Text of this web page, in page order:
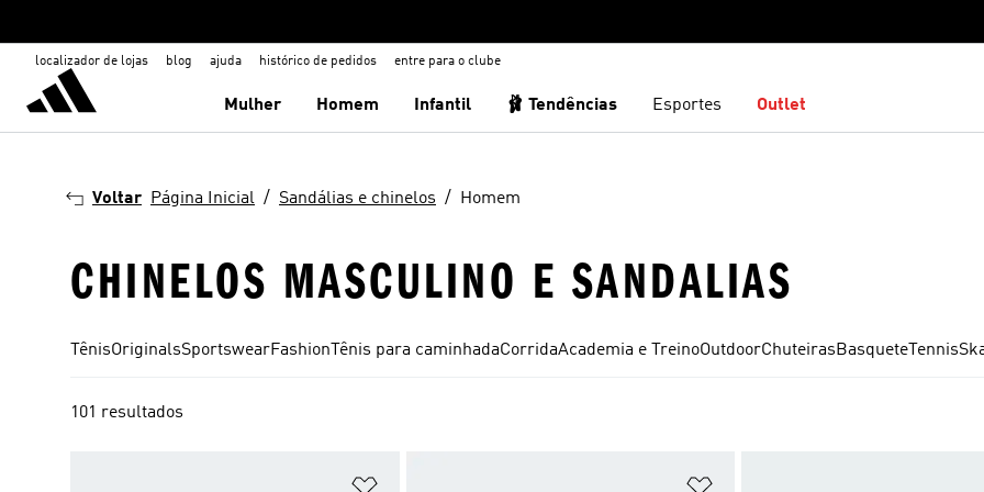
localizador de lojas blog ajuda histórico de pedidos entre para o clube
Mulher Homem Infantil 🩰 Tendências Esportes Outlet
Voltar Página Inicial Sandálias e chinelos Homem
CHINELOS MASCULINO E SANDALIAS
TênisOriginalsSportswearFashion Tênis para caminhadaCorridaAcademia e TreinoOutdoorChuteirasBasquete Tennis
101 resultados